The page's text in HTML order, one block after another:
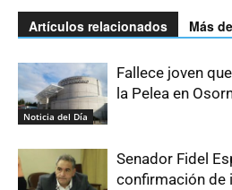
Artículos relacionados Más
Noticia del Día
Fallece joven
la Pelea en
Senador Fidel
confirmación de